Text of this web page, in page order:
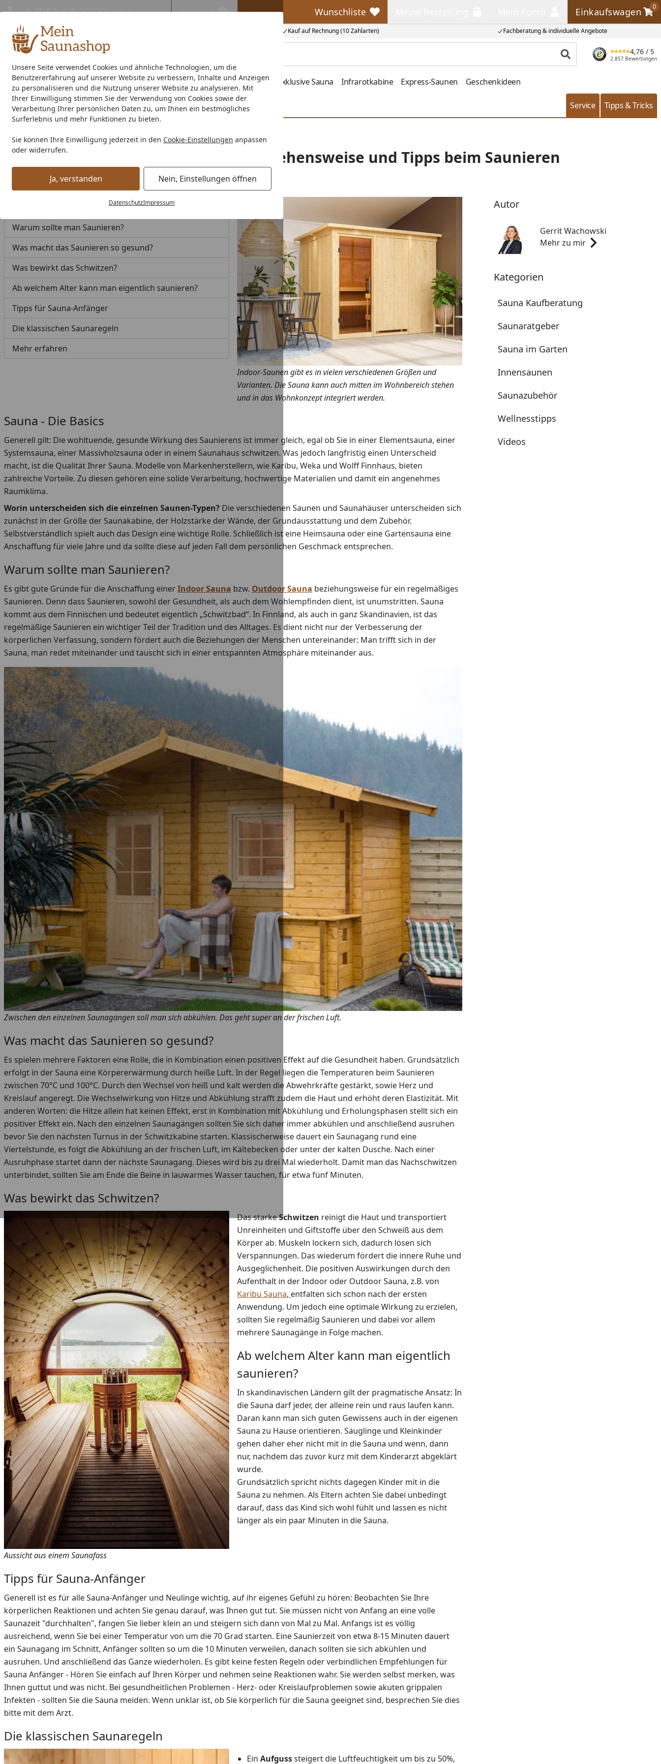
Unsere Seite verwendet Cookies und ähnliche Technologien, um die
Benutzererfahrung auf unserer Website zu verbessern, Inhalte und Anzeigen
zu personalisieren und die Nutzung unserer Website zu analysieren. Mit
Ihrer Einwilligung stimmen Sie der Verwendung von Cookies sowie der
Verarbeitung Ihrer persönlichen Daten zu, um Ihnen ein bestmögliches
Surferlebnis und mehr Funktionen zu bieten.
Sie können Ihre Einwilligung jederzeit in den Cookie-Einstellungen anpassen
oder widerrufen.
Ja, verstanden Nein, Einstellungen öffnen
DatenschutzImpressum
Kauf auf Rechnung (10 Zahlarten) Fachberatung & individuelle Angebote
07051 / 9 22 22 Mo-Fr. 8-16 Uhr Kontakt Wunschliste
Wunschliste Einkaufswagen
0
Einkaufswagen
Produkt suchen
4,76 / 5
2.857 Bewertungen
Außensauna Indoor-Sauna Energiespar-Sauna Saunaofen Zubehör Exklusive Sauna Infrarotkabine Express-Saunen Geschenkideen
Saunahersteller % Sale % Service Tipps & Tricks
Startseite
Entspannung pur in der Sauna - Vorgehensweise und Tipps beim Saunieren
Lesezeit: 4 min.
Erstellt am: 15.01.2019,
Aktualisiert am: 01.12.2022
Warum sollte man Saunieren?
Was macht das Saunieren so gesund?
Was bewirkt das Schwitzen?
Ab welchem Alter kann man eigentlich saunieren?
Tipps für Sauna-Anfänger
Die klassischen Saunaregeln
Mehr erfahren
Indoor-Saunen gibt es in vielen verschiedenen Größen und
Varianten. Die Sauna kann auch mitten im Wohnbereich stehen
und in das Wohnkonzept integriert werden.
Sauna - Die Basics
Generell gilt: Die wohltuende, gesunde Wirkung des Saunierens ist immer gleich, egal ob Sie in einer Elementsauna, einer
Systemsauna, einer Massivholzsauna oder in einem Saunahaus schwitzen. Was jedoch langfristig einen Unterscheid
macht, ist die Qualität Ihrer Sauna. Modelle von Markenherstellern, wie Karibu, Weka und Wolff Finnhaus, bieten
zahlreiche Vorteile. Zu diesen gehören eine solide Verarbeitung, hochwertige Materialien und damit ein angenehmes
Raumklima.
Worin unterscheiden sich die einzelnen Saunen-Typen? Die verschiedenen Saunen und Saunahäuser unterscheiden sich
zunächst in der Größe der Saunakabine, der Holzstärke der Wände, der Grundausstattung und dem Zubehör.
Selbstverständlich spielt auch das Design eine wichtige Rolle. Schließlich ist eine Heimsauna oder eine Gartensauna eine
Anschaffung für viele Jahre und da sollte diese auf jeden Fall dem persönlichen Geschmack entsprechen.
Warum sollte man Saunieren?
Es gibt gute Gründe für die Anschaffung einerIndoor Sauna bzw. Outdoor Sauna beziehungsweise für ein regelmäßiges
Saunieren. Denn dass Saunieren, sowohl der Gesundheit, als auch dem Wohlempfinden dient, ist unumstritten. Sauna
kommt aus dem Finnischen und bedeutet eigentlich „Schwitzbad“. In Finnland, als auch in ganz Skandinavien, ist das
regelmäßige Saunieren ein wichtiger Teil der Tradition und des Alltages. Es dient nicht nur der Verbesserung der
körperlichen Verfassung, sondern fördert auch die Beziehungen der Menschen untereinander: Man trifft sich in der
Sauna, man redet miteinander und tauscht sich in einer entspannten Atmosphäre miteinander aus.
Zwischen den einzelnen Saunagängen soll man sich abkühlen. Das geht super an der frischen Luft.
Was macht das Saunieren so gesund?
Es spielen mehrere Faktoren eine Rolle, die in Kombination einen positiven Effekt auf die Gesundheit haben. Grundsätzlich
erfolgt in der Sauna eine Körpererwärmung durch heiße Luft. In der Regel liegen die Temperaturen beim Saunieren
zwischen 70°C und 100°C. Durch den Wechsel von heiß und kalt werden die Abwehrkräfte gestärkt, sowie Herz und
Kreislauf angeregt. Die Wechselwirkung von Hitze und Abkühlung strafft zudem die Haut und erhöht deren Elastizität. Mit
anderen Worten: die Hitze allein hat keinen Effekt, erst in Kombination mit Abkühlung und Erholungsphasen stellt sich ein
positiver Effekt ein. Nach den einzelnen Saunagängen sollten Sie sich daher immer abkühlen und anschließend ausruhen
bevor Sie den nächsten Turnus in der Schwitzkabine starten. Klassischerweise dauert ein Saunagang rund eine
Viertelstunde, es folgt die Abkühlung an der frischen Luft, im Kältebecken oder unter der kalten Dusche. Nach einer
Ausruhphase startet dann der nächste Saunagang. Dieses wird bis zu drei Mal wiederholt. Damit man das Nachschwitzen
unterbindet, sollten Sie am Ende die Beine in lauwarmes Wasser tauchen, für etwa fünf Minuten.
Was bewirkt das Schwitzen?
Aussicht aus einem Saunafass
Das starkeSchwitzen reinigt die Haut und transportiert
Unreinheiten und Giftstoffe über den Schweiß aus dem
Körper ab. Muskeln lockern sich, dadurch lösen sich
Verspannungen. Das wiederum fördert die innere Ruhe und
Ausgeglichenheit. Die positiven Auswirkungen durch den
Aufenthalt in der Indoor oder Outdoor Sauna, z.B. von
Karibu Sauna, entfalten sich schon nach der ersten
Anwendung. Um jedoch eine optimale Wirkung zu erzielen,
sollten Sie regelmäßig Saunieren und dabei vor allem
mehrere Saunagänge in Folge machen.
Ab welchem Alter kann man eigentlich
saunieren?
In skandinavischen Ländern gilt der pragmatische Ansatz: In
die Sauna darf jeder, der alleine rein und raus laufen kann.
Daran kann man sich guten Gewissens auch in der eigenen
Sauna zu Hause orientieren. Säuglinge und Kleinkinder
gehen daher eher nicht mit in die Sauna und wenn, dann
nur, nachdem das zuvor kurz mit dem Kinderarzt abgeklärt
wurde.
Grundsätzlich spricht nichts dagegen Kinder mit in die
Sauna zu nehmen. Als Eltern achten Sie dabei unbedingt
darauf, dass das Kind sich wohl fühlt und lassen es nicht
länger als ein paar Minuten in die Sauna.
Tipps für Sauna-Anfänger
Generell ist es für alle Sauna-Anfänger und Neulinge wichtig, auf ihr eigenes Gefühl zu hören: Beobachten Sie Ihre
körperlichen Reaktionen und achten Sie genau darauf, was Ihnen gut tut. Sie müssen nicht von Anfang an eine volle
Saunazeit "durchhalten", fangen Sie lieber klein an und steigern sich dann von Mal zu Mal. Anfangs ist es völlig
ausreichend, wenn Sie bei einer Temperatur von um die 70 Grad starten. Eine Saunierzeit von etwa 8-15 Minuten dauert
ein Saunagang im Schnitt, Anfänger sollten so um die 10 Minuten verweilen, danach sollten sie sich abkühlen und
ausruhen. Und anschließend das Ganze wiederholen. Es gibt keine festen Regeln oder verbindlichen Empfehlungen für
Sauna Anfänger - Hören Sie einfach auf Ihren Körper und nehmen seine Reaktionen wahr. Sie werden selbst merken, was
Ihnen guttut und was nicht. Bei gesundheitlichen Problemen - Herz- oder Kreislaufproblemen sowie akuten grippalen
Infekten - sollten Sie die Sauna meiden. Wenn unklar ist, ob Sie körperlich für die Sauna geeignet sind, besprechen Sie dies
bitte mit dem Arzt.
Die klassischen Saunaregeln
Ein Aufgusssteigert die Luftfeuchtigkeit um bis zu 50%,
Autor
Gerrit Wachowski
Mehr zu mir
Kategorien
Sauna Kaufberatung
Saunaratgeber
Sauna im Garten
Innensaunen
Saunazubehör
Wellnesstipps
Videos